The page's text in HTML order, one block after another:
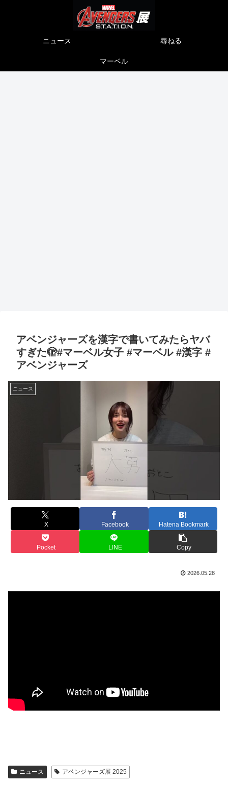
ニュース 尋ねる
マーベル
アベンジャーズを漢字で書いてみたらヤバ
すぎた🫣#マーベル女子 #マーベル #漢字 #
アベンジャーズ
ニュース
X Facebook Hatena Bookmark
Pocket LINE Copy
2026.05.28
ニュース アベンジャーズ展 2025